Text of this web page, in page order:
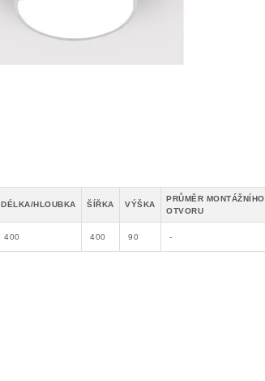
DÉLKA/HLOUBKA ŠÍŘKA VÝŠKA
PRŮMĚR MONTÁŽNÍHO
OTVORU
400 400 90 -